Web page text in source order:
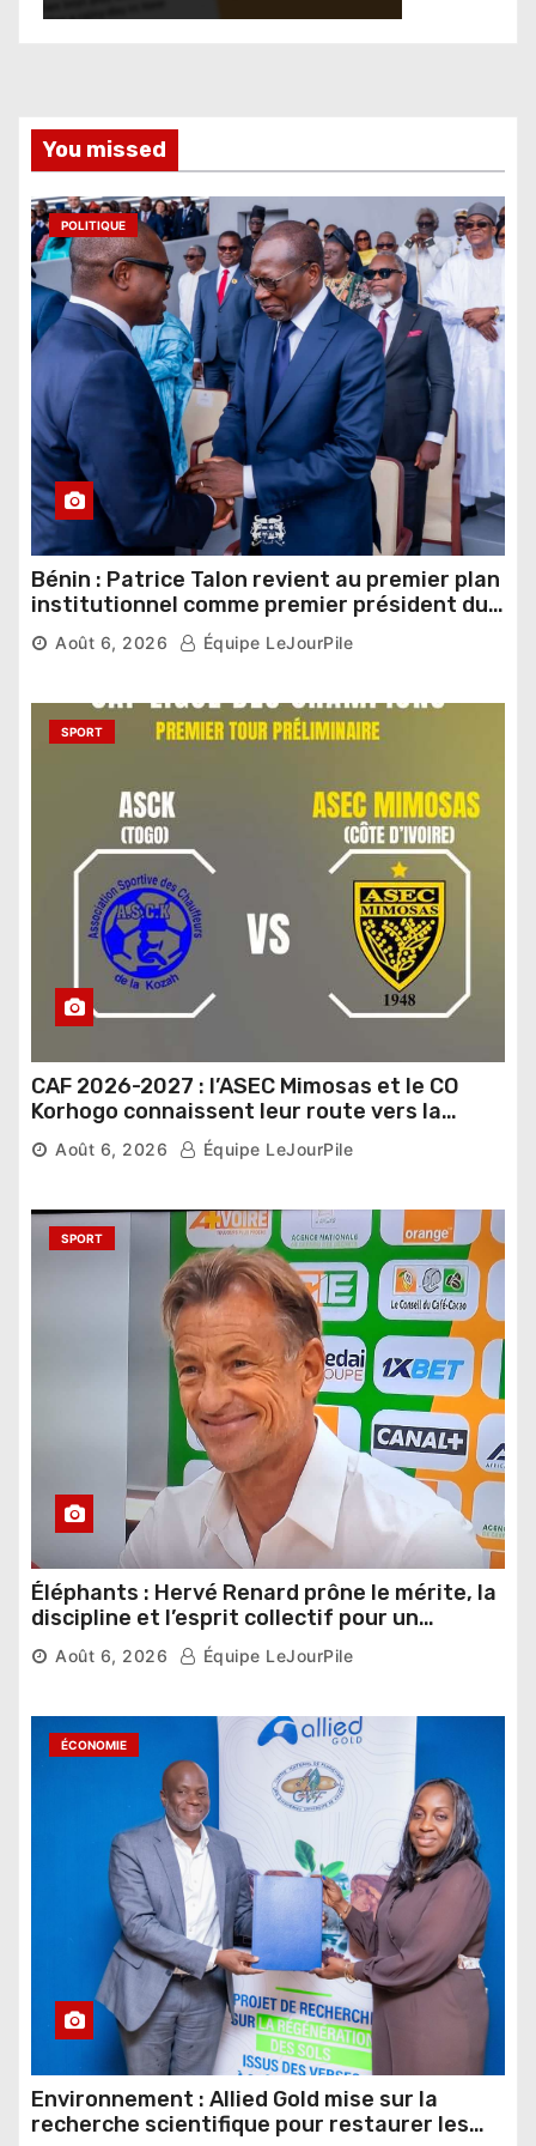
You missed
POLITIQUE
Bénin : Patrice Talon revient au premier plan
institutionnel comme premier président du
Sénat
Août 6, 2026 Équipe LeJourPile
SPORT
CAF 2026-2027 : l’ASEC Mimosas et le CO
Korhogo connaissent leur route vers la
phase de groupes
Août 6, 2026 Équipe LeJourPile
SPORT
Éléphants : Hervé Renard prône le mérite, la
discipline et l’esprit collectif pour un
nouveau départ
Août 6, 2026 Équipe LeJourPile
ÉCONOMIE
Environnement : Allied Gold mise sur la
recherche scientifique pour restaurer les